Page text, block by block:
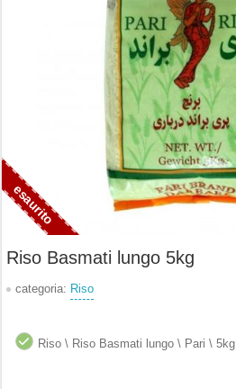
Riso Basmati lungo 5kg
categoria: Riso
Riso \ Riso Basmati lungo \ Pari \ 5kg